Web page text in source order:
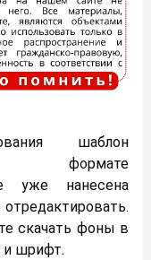
шаблон
формате
уже нанесена
скачать фоны в
и шрифт.